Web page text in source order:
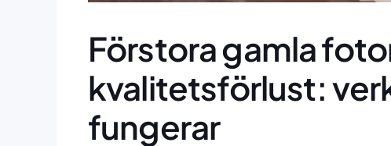
Förstora gamla
kvalitetsförlust:
fungerar